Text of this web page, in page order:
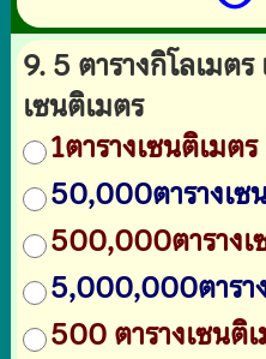
9. 5 ตารางกิโลเมต
เซนติเมตร
1ตารางเซนติเมตร
50,000ตารางเซ
500,000ตารางเ
5,000,000ตารา
500 ตารางเซนติ